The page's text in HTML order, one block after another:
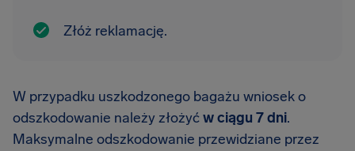
Złóż reklamację.
W przypadku uszkodzonego bagażu wniosek o
odszkodowanie należy złożyćw ciągu 7 dni.
Maksymalne odszkodowanie przewidziane przez